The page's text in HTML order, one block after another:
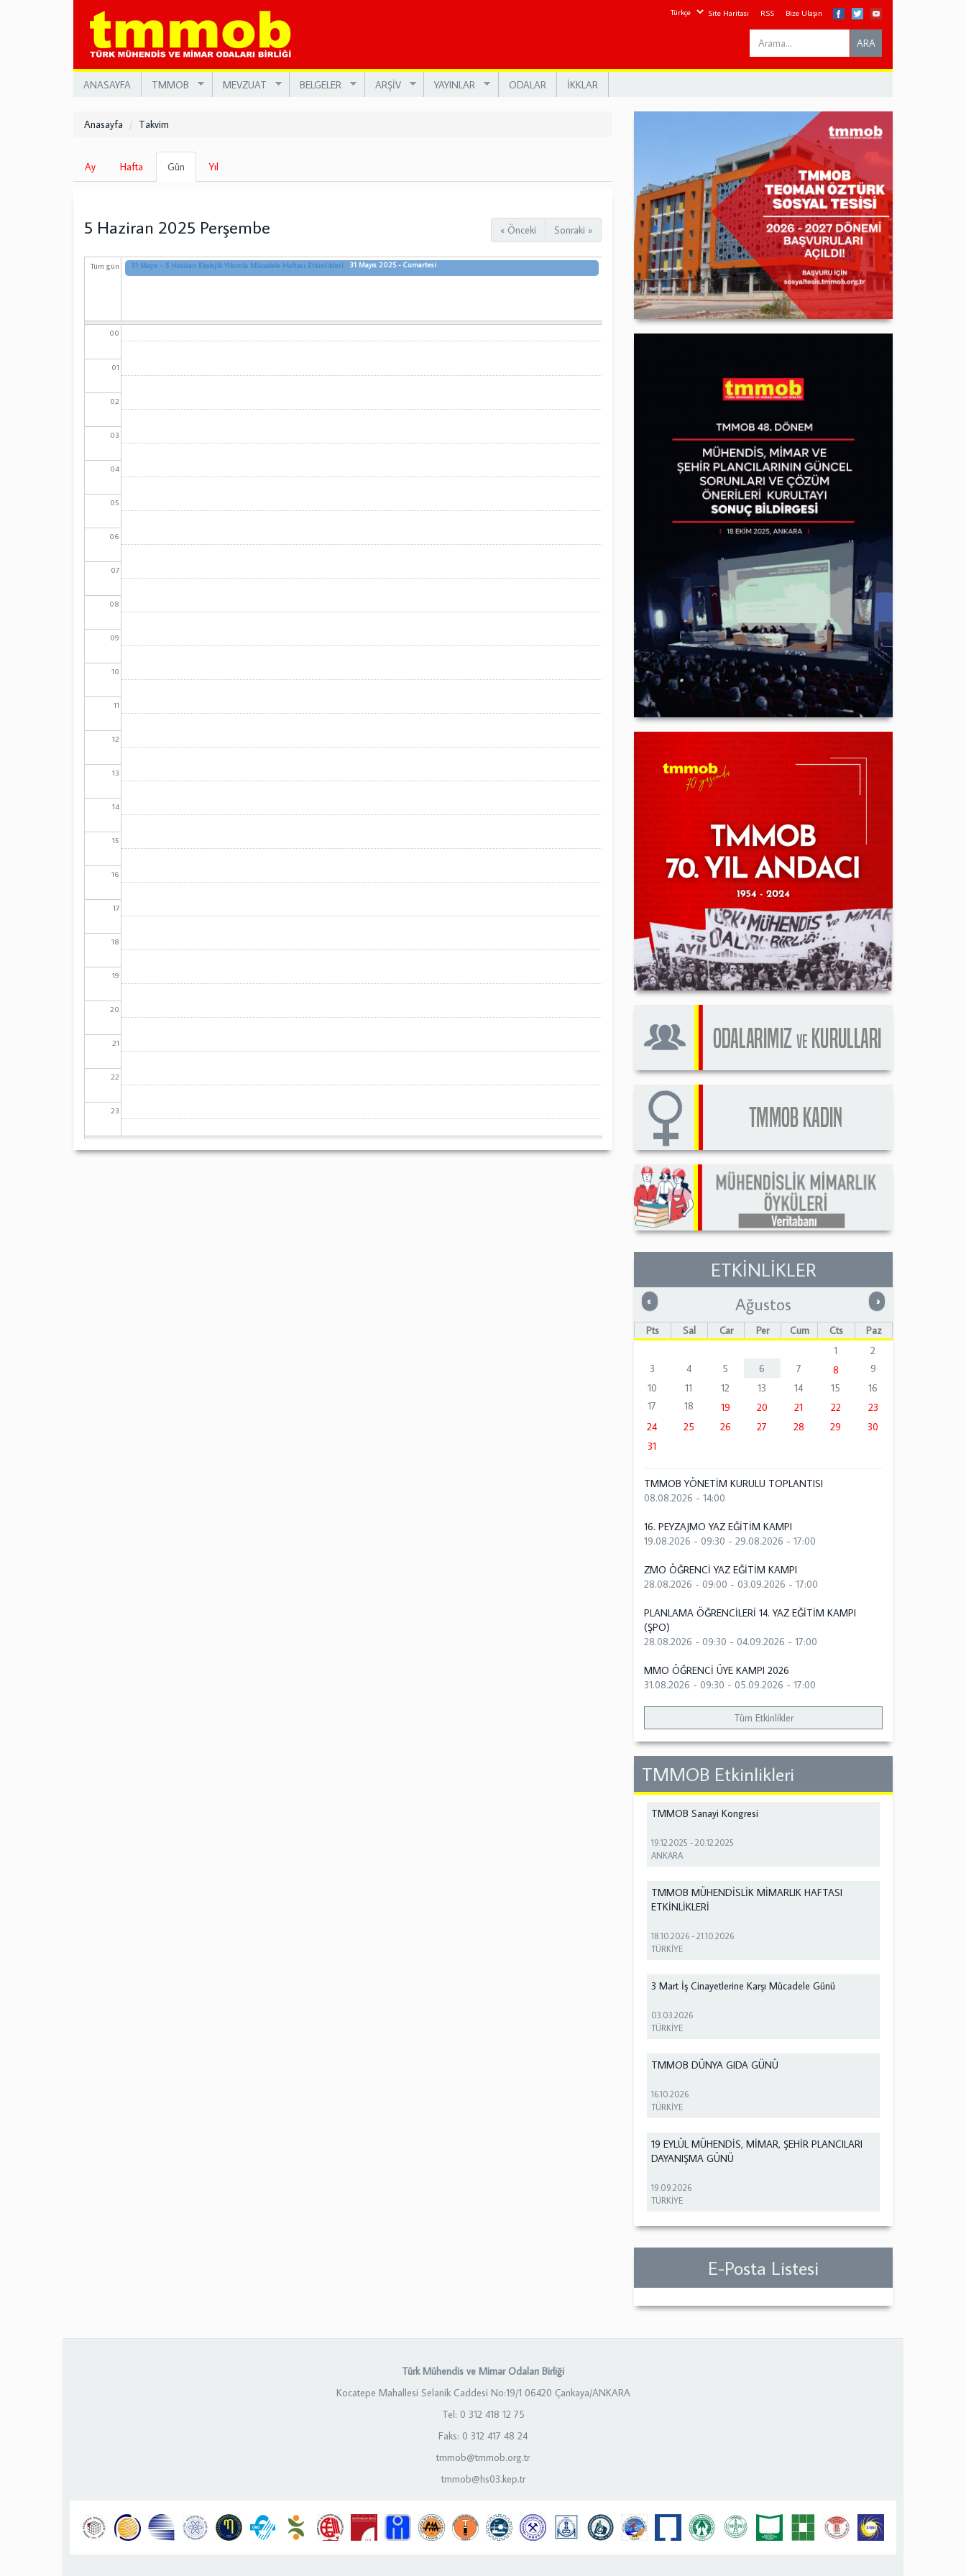
Site Haritası RSS Bize Ulaşın
Search
this
ARA
ANASAYFA TMMOB MEVZUAT BELGELER ARŞİV YAYINLAR ODALAR İKKLAR
Anasayfa Takvim
Birincil
sekmeler
Ay Hafta Gün
sekme)
Yıl
« Önceki Sonraki »
5 Haziran 2025 Perşembe
Tüm gün 31 Mayıs - 5 Haziran Ekolojik Yıkımla Mücadele Haftası Etkinlikleri 31 Mayıs 2025 - Cumartesi
00
01
02
03
04
05
06
07
08
09
10
11
12
13
14
15
16
17
18
19
20
21
22
23
ETKİNLİKLER
« Önceki »Sonraki
Ağustos
Pts Sal Çar Per Cum Cts
Paz
1
2
3
4 5 6 7 8
9
10
11 12 13 14 15
16
17
18 19 20 21 22
23
24
25 26 27 28 29
30
31
TMMOB YÖNETİM KURULU TOPLANTISI
08.08.2026 - 14:00
16. PEYZAJMO YAZ EĞİTİM KAMPI
19.08.2026 - 09:30 -29.08.2026 - 17:00
ZMO ÖĞRENCİ YAZ EĞİTİM KAMPI
28.08.2026 - 09:00 -03.09.2026 - 17:00
PLANLAMA ÖĞRENCİLERİ 14. YAZ EĞİTİM KAMPI
(ŞPO)
28.08.2026 - 09:30 -04.09.2026 - 17:00
MMO ÖĞRENCİ ÜYE KAMPI 2026
31.08.2026 - 09:30 -05.09.2026 - 17:00
Tüm Etkinlikler
TMMOB Etkinlikleri
TMMOB Sanayi Kongresi
19.12.2025 -20.12.2025
ANKARA
TMMOB MÜHENDİSLİK MİMARLIK HAFTASI
ETKİNLİKLERİ
18.10.2026 -21.10.2026
TÜRKİYE
3 Mart İş Cinayetlerine Karşı Mücadele Günü
03.03.2026
TÜRKİYE
TMMOB DÜNYA GIDA GÜNÜ
16.10.2026
TÜRKİYE
19 EYLÜL MÜHENDİS, MİMAR, ŞEHİR PLANCILARI
DAYANIŞMA GÜNÜ
19.09.2026
TÜRKİYE
E-Posta Listesi
Türk Mühendis ve Mimar Odaları Birliği
Kocatepe Mahallesi Selanik Caddesi No:19/1 06420 Çankaya/ANKARA
Tel: 0 312 418 12 75
Faks: 0 312 417 48 24
tmmob@tmmob.org.tr
tmmob@hs03.kep.tr